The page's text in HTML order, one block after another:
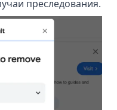
преследования.